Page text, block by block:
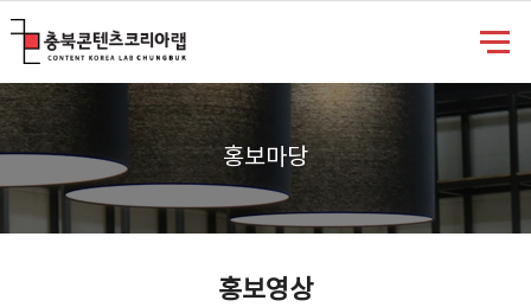
홍보마당
홍보영상